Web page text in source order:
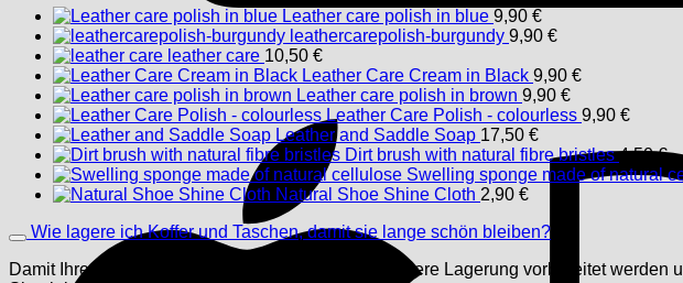
Leather care polish in blue 9,90 €
leathercarepolish-burgundy 9,90 €
leather care 10,50 €
Leather Care Cream in Black 9,90 €
Leather care polish in brown 9,90 €
Leather Care Polish - colourless 9,90 €
Leather and Saddle Soap 17,50 €
Dirt brush with natural fibre bristles 4,50€
Swelling sponge made of natural
Natural Shoe Shine Cloth 2,90 €
Wie lagere ich Koffer und Taschen, damit sie lange schön bleiben?
Damit Ihre Ledertaschen und Koffer optimal auf längere Lagerung vorbereitet